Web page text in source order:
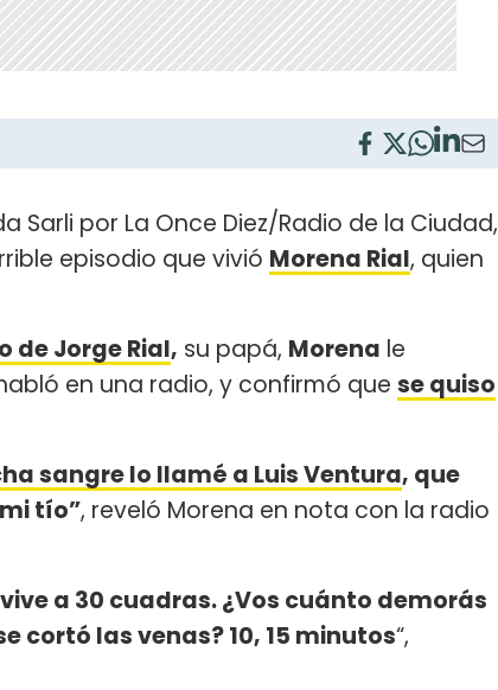
Sarli por La Once Diez/Radio de la Ciudad,
episodio que vivió Morena Rial, quien
de Jorge Rial, su papá, Morena le
en una radio, y confirmó que se quiso
sangre lo llamé a Luis Ventura, que
tío”, reveló Morena en nota con la radio
a 30 cuadras. ¿Vos cuánto demorás
cortó las venas? 10, 15 minutos“,